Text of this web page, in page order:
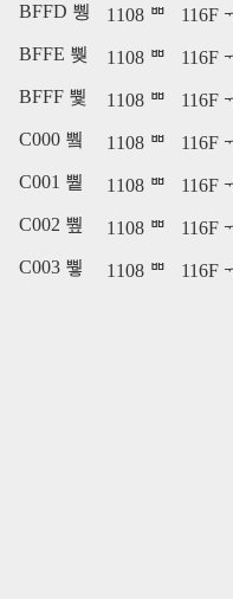
BFFD 뿽 1108 ᄈ 116F
BFFE 뿾 1108 ᄈ 116F
BFFF 뿿 1108 ᄈ 116F
C000 쀀 1108 ᄈ 116F
C001 쀁 1108 ᄈ 116F
C002 쀂 1108 ᄈ 116F
C003 쀃 1108 ᄈ 116F